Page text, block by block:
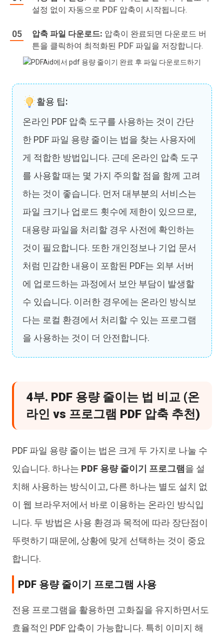
설정 없이 자동으로 PDF 압축이 시작됩니다.
압축 파일 다운로드: 압축이 완료되면 다운로드 버
튼을 클릭하여 최적화된 PDF 파일을 저장합니다.
활용 팁:
온라인 PDF 압축 도구를 사용하는 것이 간단
한 PDF 파일 용량 줄이는 법을 찾는 사용자에
게 적합한 방법입니다. 근데 온라인 압축 도구
를 사용할 때는 몇 가지 주의할 점을 함께 고려
하는 것이 좋습니다. 먼저 대부분의 서비스는
파일 크기나 업로드 횟수에 제한이 있으므로,
대용량 파일을 처리할 경우 사전에 확인하는
것이 필요합니다. 또한 개인정보나 기업 문서
처럼 민감한 내용이 포함된 PDF는 외부 서버
에 업로드하는 과정에서 보안 부담이 발생할
수 있습니다. 이러한 경우에는 온라인 방식보
다는 로컬 환경에서 처리할 수 있는 프로그램
을 사용하는 것이 더 안전합니다.
4부. PDF 용량 줄이는 법 비교 (온
라인 vs 프로그램 PDF 압축 추천)
PDF 파일 용량 줄이는 법은 크게 두 가지로 나눌 수
있습니다. 하나는 PDF 용량 줄이기 프로그램 을 설
치해 사용하는 방식이고, 다른 하나는 별도 설치 없
이 웹 브라우저에서 바로 이용하는 온라인 방식입
니다. 두 방법은 사용 환경과 목적에 따라 장단점이
뚜렷하기 때문에, 상황에 맞게 선택하는 것이 중요
합니다.
PDF 용량 줄이기 프로그램 사용
전용 프로그램을 활용하면 고화질을 유지하면서도
효율적인 PDF 압축이 가능합니다. 특히 이미지 해